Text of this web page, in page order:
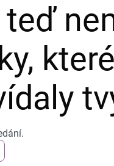
teď